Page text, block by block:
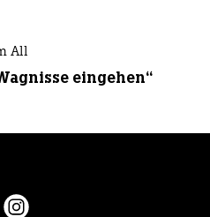
All
eingehen“